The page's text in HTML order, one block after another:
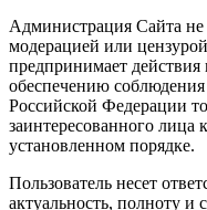
Администрация Сайта не
модерацией или
предпринимает
обеспечению соблюдения
Российской Федерации
заинтересованного
установленном порядке.
Пользователь несет
актуальность, полноту и